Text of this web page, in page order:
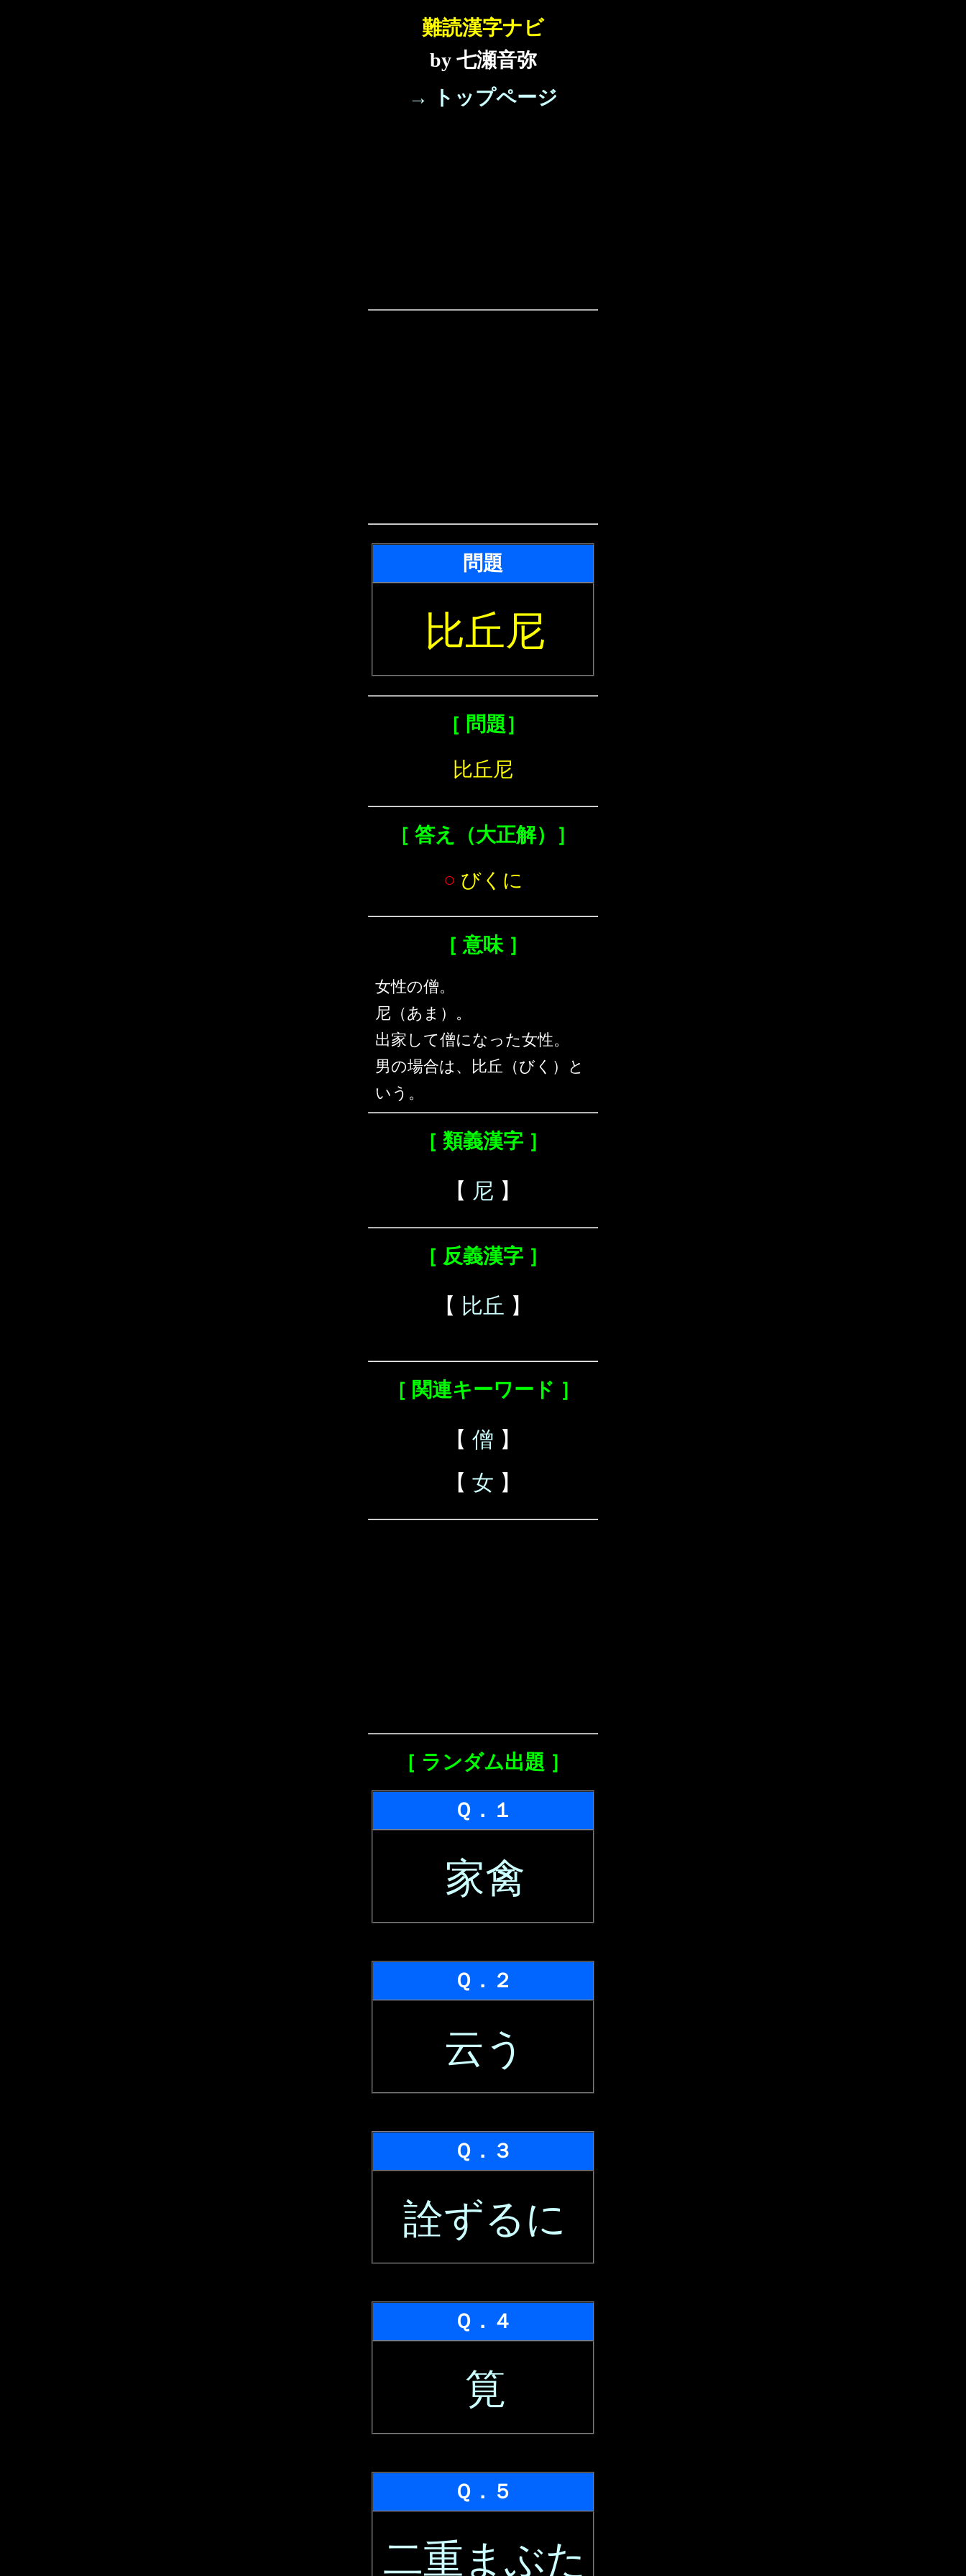
難読漢字ナビ
by 七瀬音弥
→ トップページ
問題
比丘尼
［ 問題］
比丘尼
［ 答え（大正解）］
○ びくに
［ 意味 ］
女性の僧。
尼（あま）。
出家して僧になった女性。
男の場合は、比丘（びく）と
いう。
［ 類義漢字 ］
【 尼 】
［ 反義漢字 ］
【 比丘 】
［ 関連キーワード ］
【 僧 】
【 女 】
［ ランダム出題 ］
Ｑ．１
家禽
Ｑ．２
云う
Ｑ．３
詮ずるに
Ｑ．４
筧
Ｑ．５
二重まぶた